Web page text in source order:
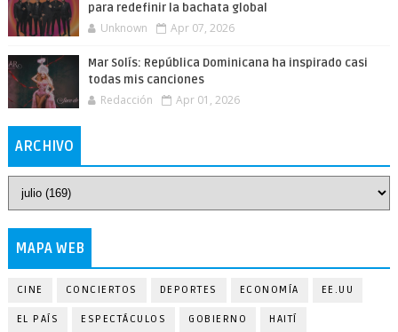
para redefinir la bachata global
Unknown Apr 07, 2026
Mar Solís: República Dominicana ha inspirado casi
todas mis canciones
Redacción Apr 01, 2026
ARCHIVO
MAPA WEB
CINE CONCIERTOS DEPORTES ECONOMÍA EE.UU
EL PAÍS ESPECTÁCULOS GOBIERNO HAITÍ